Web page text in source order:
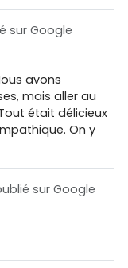
sur Google
avons
mais aller au
était délicieux
On y
sur Google